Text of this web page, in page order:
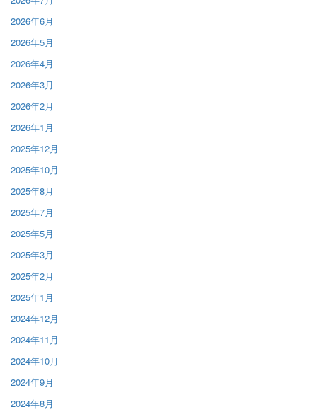
2026年6月
2026年5月
2026年4月
2026年3月
2026年2月
2026年1月
2025年12月
2025年10月
2025年8月
2025年7月
2025年5月
2025年3月
2025年2月
2025年1月
2024年12月
2024年11月
2024年10月
2024年9月
2024年8月